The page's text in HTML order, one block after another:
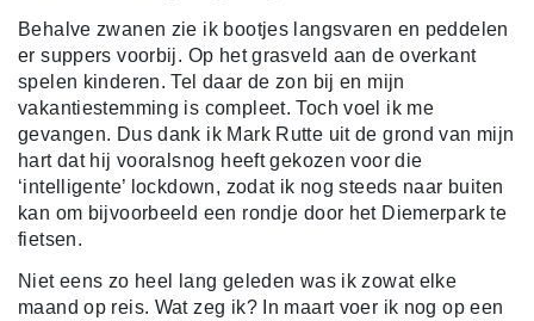
Behalve zwanen zie ik bootjes langsvaren en peddelen
er suppers voorbij. Op het grasveld aan de overkant
spelen kinderen. Tel daar de zon bij en mijn
vakantiestemming is compleet. Toch voel ik me
gevangen. Dus dank ik Mark Rutte uit de grond van mijn
hart dat hij vooralsnog heeft gekozen voor die
‘intelligente’ lockdown, zodat ik nog steeds naar buiten
kan om bijvoorbeeld een rondje door het Diemerpark te
fietsen.
Niet eens zo heel lang geleden was ik zowat elke
maand op reis. Wat zeg ik? In maart voer ik nog op een